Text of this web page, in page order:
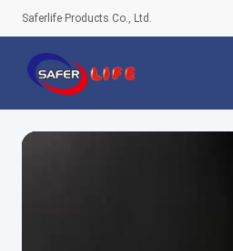
Saferlife Products Co., Ltd.